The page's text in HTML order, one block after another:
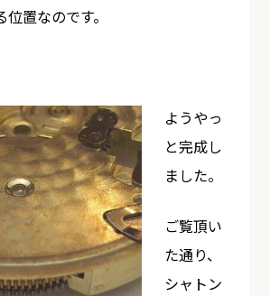
置なのです。
ようやっ
と完成し
ました。
ご覧頂い
た通り、
シャトン